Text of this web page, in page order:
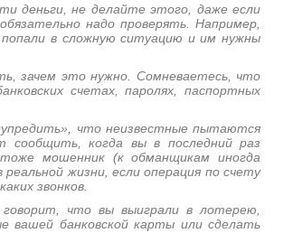
деньги, не делайте этого, даже если
надо проверять. Например,
в сложную ситуацию и им нужны
зачем это нужно. Сомневаетесь, что
счетах, паролях, паспортных
что неизвестные пытаются
когда вы в последний раз
мошенник (к обманщикам иногда
жизни, если операция по счету
звонков.
что вы выиграли в лотерею,
вашей банковской карты или сделать